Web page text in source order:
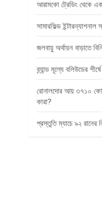
আরামকো ট্রেডিং থেকে
সামারফিল্ড
জলবায়ু অর্থায়ন বাড়াতে
ব্র্যান্ড মূল্যে বলিউডের
রোনালদোর আয় ৩৭১০
কারা?
প্রস্তুতি ম্যাচে ৯২ রানের